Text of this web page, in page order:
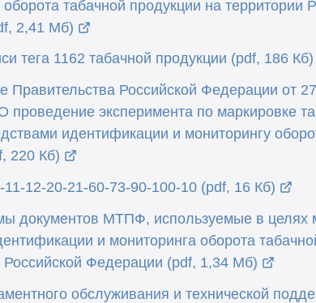
табачной продукции на территории
2,41 Мб)
тега 1162 табачной продукции (pdf, 186 Кб)
Правительства Российской Федерации от
проведение эксперимента по маркировке
идентификации и мониторингу
220 Кб)
12-20-21-60-73-90-100-10 (pdf, 16 Кб)
документов МТПФ, используемые в целях
и мониторинга оборота
Российской Федерации (pdf, 1,34 Мб)
обслуживания и технической